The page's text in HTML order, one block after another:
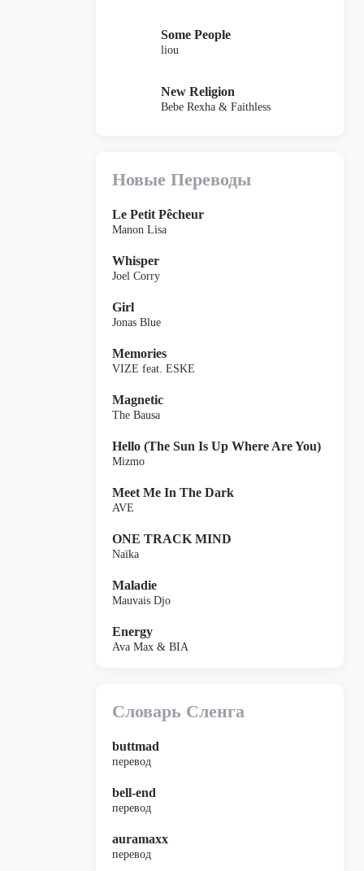
Some People
liou
New Religion
Bebe Rexha & Faithless
Новые Переводы
Le Petit Pêcheur
Manon Lisa
Whisper
Joel Corry
Girl
Jonas Blue
Memories
VIZE feat. ESKE
Magnetic
The Bausa
Hello (The Sun Is Up Where Are You)
Mizmo
Meet Me In The Dark
AVE
ONE TRACK MIND
Naïka
Maladie
Mauvais Djo
Energy
Ava Max & BIA
Словарь Сленга
buttmad
перевод
bell-end
перевод
auramaxx
перевод